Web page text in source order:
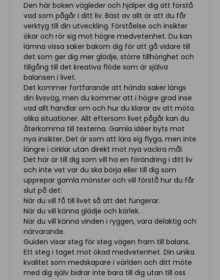
Den här boken vägleder och hjälper dig att förstå
vad som pågår i ditt liv. Bäst av allt är att du får
verktyg till din utveckling. Förståelse och insikter
ökar och rör sig mot högre medvetenhet. Du kan
lämna vissa saker bakom dig för att gå vidare till
det som ger dig mer glädje, större tillhörighet och
tillgång till det kreativa flöde som är själva
balansen i livet.
Det kommer fortfarande att hända saker längs
din livsväg, men du kommer att i högre grad inse
vad allt handlar om och hur du klarar av att möta
olika situationer. Allt eftersom livet pågår kan du
återkomma till texterna. Gamla idéer byts mot
nya insikter. Det är som att lära sig flyga, men inte
längre i cirklar utan direkt mot nya vackra mål.
Det här är till dig som vill ha en förändring i ditt liv
och inte vet var du ska börja eller till dig som
upprepar gamla mönster och vill förstå hur du får
slut på det:
När du vill få till livet så att det fungerar.
När du vill känna glädje och kärlek.
När du vill känna vinden i ryggen, vara delaktig och
närvarande.
Guiden visar steg för steg vägen fram till balans.
Ett steg i taget mot ökad medvetenhet. Din unika
kvalitet som medskapare i världen och ditt möte
med dig själv bidrar inte bara till dig utan till oss